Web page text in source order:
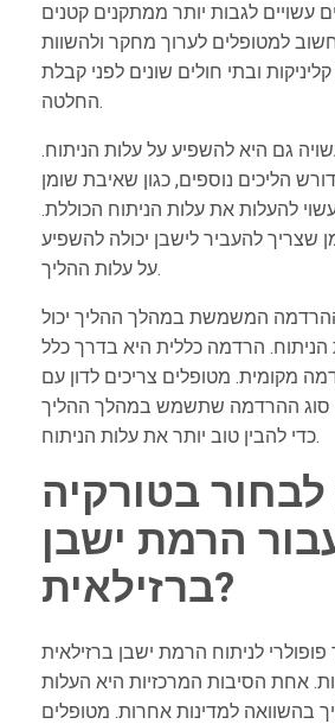
עשויים לגבות יותר ממתקנים קטנים
למטופלים לערוך מחקר ולהשוות
ובתי חולים שונים לפני קבלת
החלטה.
גם היא להשפיע על עלות הניתוח.
הליכים נוספים, כגון שאיבת שומן
להעלות את עלות הניתוח הכוללת.
שצריך להעביר לישבן יכולה להשפיע
על עלות ההליך.
המשמשת במהלך ההליך יכול
הרדמה כללית היא בדרך כלל
מקומית. מטופלים צריכים לדון עם
סוג ההרדמה שתשמש במהלך ההליך
כדי להבין טוב יותר את עלות הניתוח.
בטורקיה
הרמת ישבן
ברזילאית?
לניתוח הרמת ישבן ברזילאית
אחת הסיבות המרכזיות היא העלות
בהשוואה למדינות אחרות. מטופלים